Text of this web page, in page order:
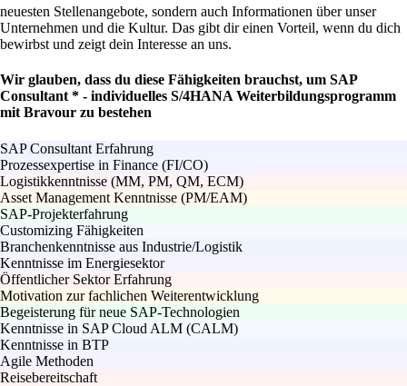
neuesten Stellenangebote, sondern auch Informationen über unser
Unternehmen und die Kultur. Das gibt dir einen Vorteil, wenn du dich
bewirbst und zeigt dein Interesse an uns.
Wir glauben, dass du diese Fähigkeiten brauchst, um SAP
Consultant * - individuelles S/4HANA Weiterbildungsprogramm
mit Bravour zu bestehen
SAP Consultant Erfahrung
Prozessexpertise in Finance (FI/CO)
Logistikkenntnisse (MM, PM, QM, ECM)
Asset Management Kenntnisse (PM/EAM)
SAP-Projekterfahrung
Customizing Fähigkeiten
Branchenkenntnisse aus Industrie/Logistik
Kenntnisse im Energiesektor
Öffentlicher Sektor Erfahrung
Motivation zur fachlichen Weiterentwicklung
Begeisterung für neue SAP-Technologien
Kenntnisse in SAP Cloud ALM (CALM)
Kenntnisse in BTP
Agile Methoden
Reisebereitschaft